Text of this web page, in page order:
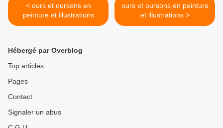
< ours et oursons en
peinture et illustrations
ours et oursons en peinture
et illustrations >
Hébergé par Overblog
Top articles
Pages
Contact
Signaler un abus